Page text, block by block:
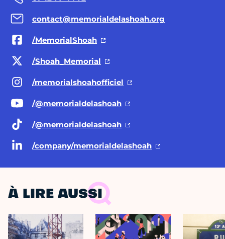
contact@memorialdelashoah.org
/MemorialShoah
/Shoah_Memorial
/memorialshoahofficiel
/@memorialdelashoah
/@memorialdelashoah
/company/memorialdelashoah
À LIRE AUSSI